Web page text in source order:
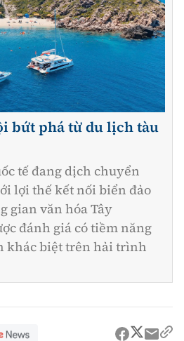
bứt phá từ du lịch tàu
tế đang dịch chuyển
lợi thế kết nối biển đảo
gian văn hóa Tây
đánh giá có tiềm năng
khác biệt trên hải trình